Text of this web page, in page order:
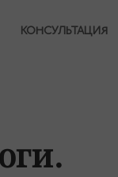
КОНСУЛЬТАЦИЯ